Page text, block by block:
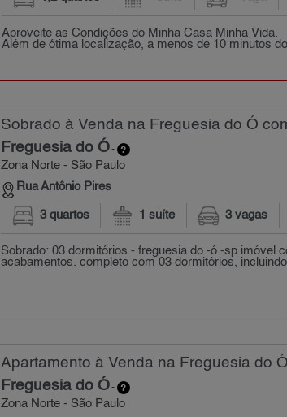
Aproveite as Condições do Minha Casa Minha Vida.
Além de ótima localização, a menos de 10 minutos
Sobrado à Venda na Freguesia do Ó
Freguesia do Ó-
Zona Norte - São Paulo
Rua Antônio Pires
3 quartos 1 suíte 3 vagas
Sobrado: 03 dormitórios - freguesia do -ó -sp imóvel
acabamentos. completo com 03 dormitórios,
Apartamento à Venda na Freguesia do
Freguesia do Ó-
Zona Norte - São Paulo